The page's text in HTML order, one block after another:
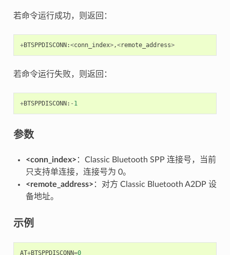
若命令运行成功，则返回：
+BTSPPDISCONN:<conn_index>,<remote_address>
若命令运行失败，则返回：
+BTSPPDISCONN: - 1
参数
<conn_index> ：Classic Bluetooth SPP 连接号，当前
只支持单连接，连接号为 0。
<remote_address> ：对方 Classic Bluetooth A2DP 设
备地址。
示例
AT+BTSPPDISCONN=0